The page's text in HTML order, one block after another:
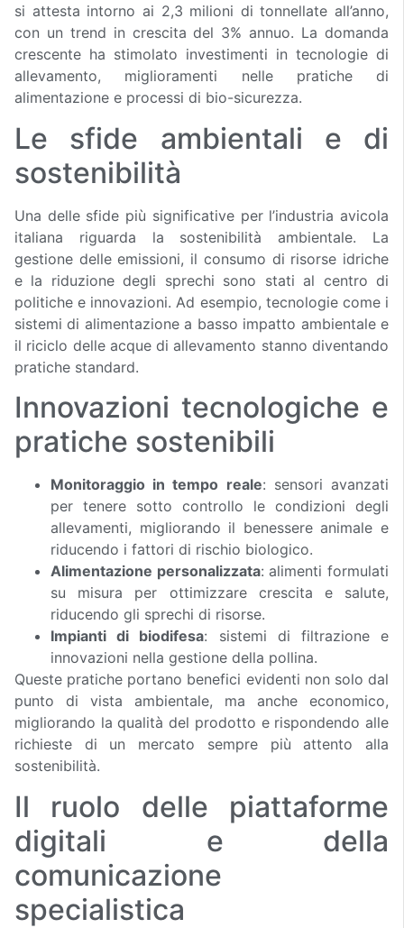
si attesta intorno ai 2,3 milioni di tonnellate all’anno,
con un trend in crescita del 3% annuo. La domanda
crescente ha stimolato investimenti in tecnologie di
allevamento, miglioramenti nelle pratiche di
alimentazione e processi di bio-sicurezza.
Le sfide ambientali e di
sostenibilità
Una delle sfide più significative per l’industria avicola
italiana riguarda la sostenibilità ambientale. La
gestione delle emissioni, il consumo di risorse idriche
e la riduzione degli sprechi sono stati al centro di
politiche e innovazioni. Ad esempio, tecnologie come i
sistemi di alimentazione a basso impatto ambientale e
il riciclo delle acque di allevamento stanno diventando
pratiche standard.
Innovazioni tecnologiche e
pratiche sostenibili
Monitoraggio in tempo reale: sensori avanzati
per tenere sotto controllo le condizioni degli
allevamenti, migliorando il benessere animale e
riducendo i fattori di rischio biologico.
Alimentazione personalizzata: alimenti formulati
su misura per ottimizzare crescita e salute,
riducendo gli sprechi di risorse.
Impianti di biodifesa: sistemi di filtrazione e
innovazioni nella gestione della pollina.
Queste pratiche portano benefici evidenti non solo dal
punto di vista ambientale, ma anche economico,
migliorando la qualità del prodotto e rispondendo alle
richieste di un mercato sempre più attento alla
sostenibilità.
Il ruolo delle piattaforme
digitali e della
comunicazione
specialistica